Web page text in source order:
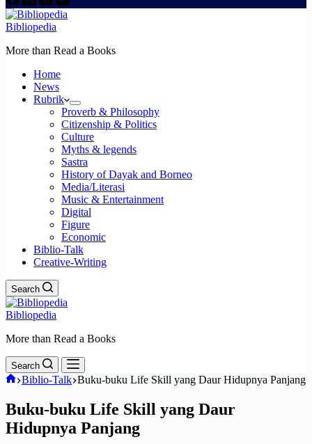
Bibliopedia
More than Read a Books
Home
News
Rubrik
Proverb & Philosophy
Citizenship & Politics
Culture
Myths & legends
Sastra
History of Dayak and Borneo
Media/Literasi
Music & Entertainment
Digital
Figure
Economic
Biblio-Talk
Creative-Writing
Search
Bibliopedia
More than Read a Books
Search
Home
Biblio-Talk Buku-buku Life Skill yang Daur Hidupnya Panjang
Buku-buku Life Skill yang Daur
Hidupnya Panjang